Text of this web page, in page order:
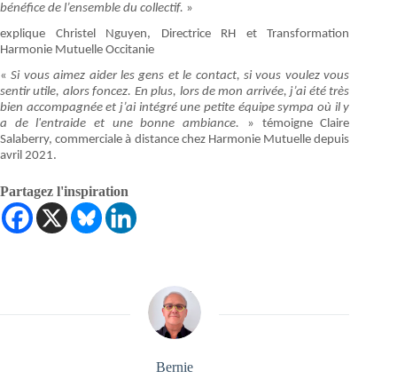
bénéfice de l’ensemble du collectif. »
explique Christel Nguyen, Directrice RH et Transformation
Harmonie Mutuelle Occitanie
«Si vous aimez aider les gens et le contact, si vous voulez vous
sentir utile, alors foncez. En plus, lors de mon arrivée, j’ai été très
bien accompagnée et j’ai intégré une petite équipe sympa où il y
a de l'entraide et une bonne ambiance. » témoigne Claire
Salaberry, commerciale à distance chez Harmonie Mutuelle depuis
avril 2021.
Partagez l'inspiration
Bernie